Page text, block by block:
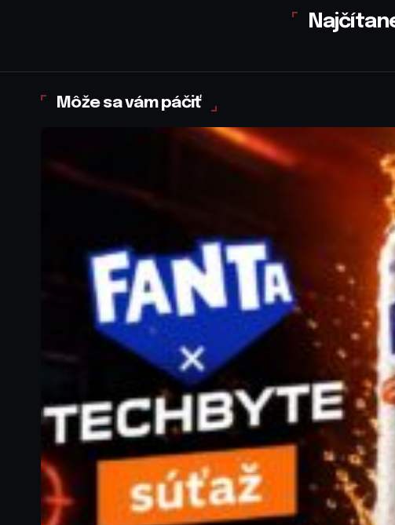
Môže sa vám páčiť